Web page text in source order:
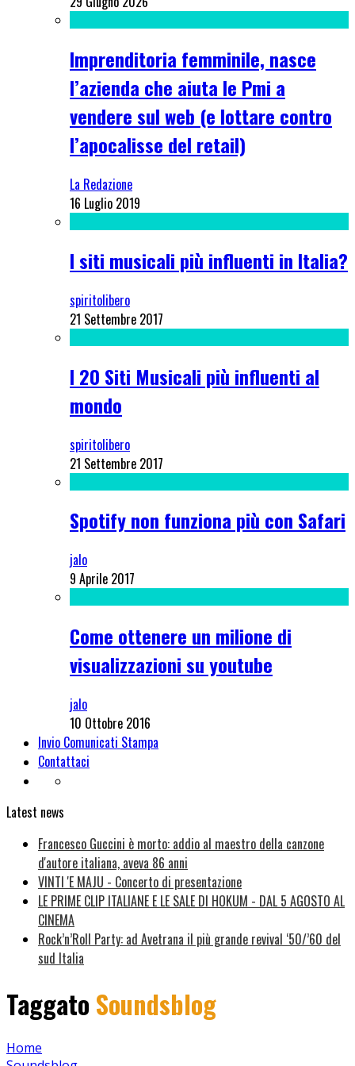
Imprenditoria femminile, nasce
l’azienda che aiuta le Pmi a
vendere sul web (e lottare contro
l’apocalisse del retail)
La Redazione
16 Luglio 2019
I siti musicali più influenti in Italia?
spiritolibero
21 Settembre 2017
I 20 Siti Musicali più influenti al
mondo
spiritolibero
21 Settembre 2017
Spotify non funziona più con Safari
jalo
9 Aprile 2017
Come ottenere un milione di
visualizzazioni su youtube
jalo
10 Ottobre 2016
Invio Comunicati Stampa
Contattaci
Latest news
Francesco Guccini è morto: addio al maestro della canzone
d'autore italiana, aveva 86 anni
VINTI 'E MAJU - Concerto di presentazione
LE PRIME CLIP ITALIANE E LE SALE DI HOKUM - DAL 5 AGOSTO AL
CINEMA
Rock’n’Roll Party: ad Avetrana il più grande revival ‘50/’60 del
sud Italia
Taggato Soundsblog
Home